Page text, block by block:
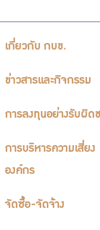
เกี่ยวกับ กบข.
ข่าวสารและกิจกรรม
การลงทุนอย่างรับผิด
การบริหารความเสี่ยง
องค์กร
จัดซื้อ-จัดจ้าง